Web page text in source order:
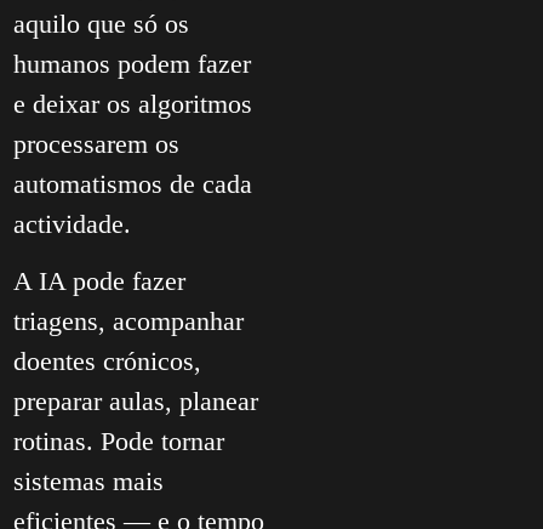
aquilo que só os
humanos podem fazer
e deixar os algoritmos
processarem os
automatismos de cada
actividade.
A IA pode fazer
triagens, acompanhar
doentes crónicos,
preparar aulas, planear
rotinas. Pode tornar
sistemas mais
eficientes — e o tempo